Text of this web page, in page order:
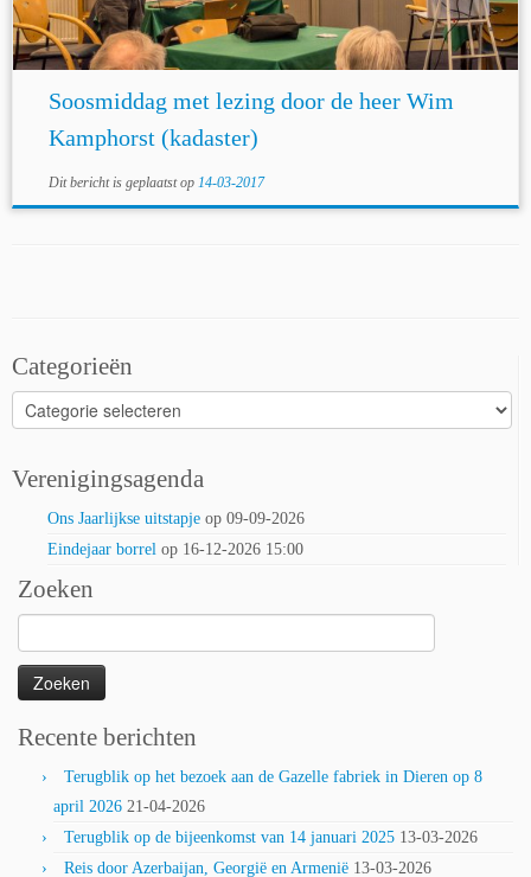
Soosmiddag met lezing door de heer Wim
Kamphorst (kadaster)
Dit bericht is geplaatst op 14-03-2017
Categorieën
Categorieën
Verenigingsagenda
Ons Jaarlijkse uitstapje op 09-09-2026
Eindejaar borrel op 16-12-2026 15:00
Zoeken
naar:
Recente berichten
Terugblik op het bezoek aan de Gazelle fabriek in Dieren op 8
april 2026 21-04-2026
Terugblik op de bijeenkomst van 14 januari 2025 13-03-2026
Reis door Azerbaijan, Georgië en Armenië 13-03-2026